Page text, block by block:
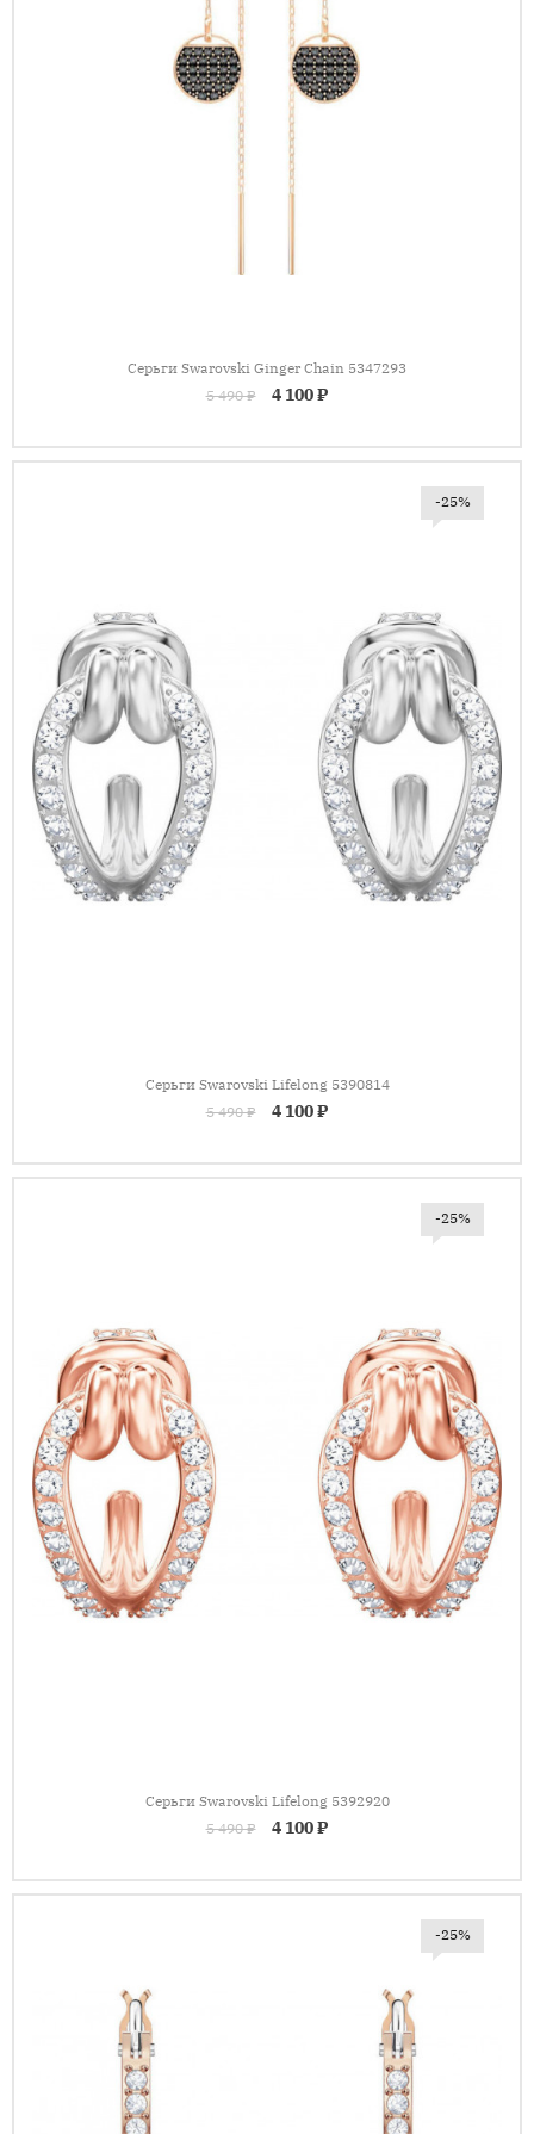
Серьги Swarovski Ginger Chain 5347293
5 490 ₽
4 100 ₽
-25%
Серьги Swarovski Lifelong 5390814
5 490 ₽
4 100 ₽
-25%
Серьги Swarovski Lifelong 5392920
5 490 ₽
4 100 ₽
-25%